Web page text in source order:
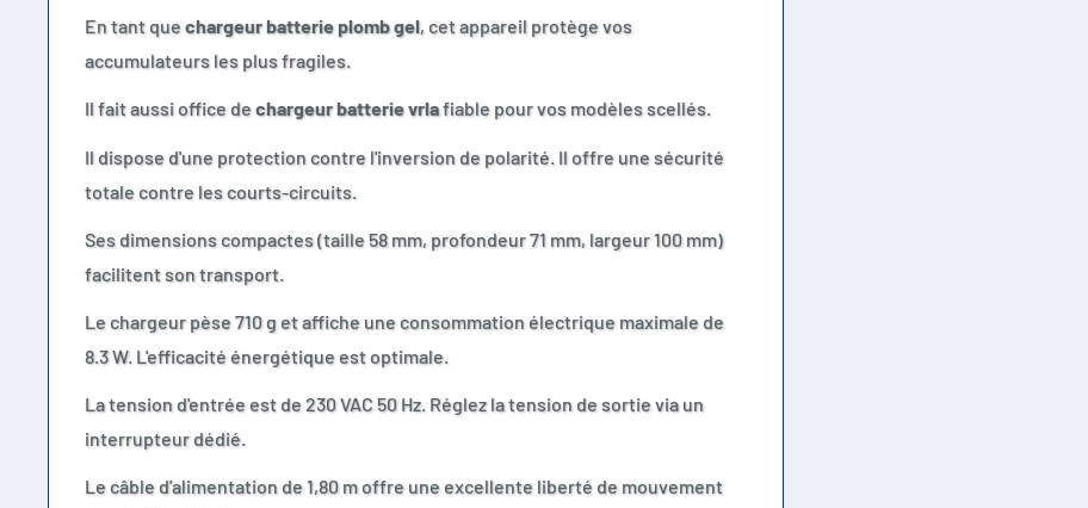
En tant quechargeur batterie plomb gel, cet appareil protège vos
accumulateurs les plus fragiles.
Il fait aussi office dechargeur batterie vrlafiable pour vos modèles scellés.
Il dispose d'une protection contre l'inversion de polarité. Il offre une sécurité
totale contre les courts-circuits.
Ses dimensions compactes (taille 58 mm, profondeur 71 mm, largeur 100 mm)
facilitent son transport.
Le chargeur pèse 710 g et affiche une consommation électrique maximale de
8.3 W. L'efficacité énergétique est optimale.
La tension d'entrée est de 230 VAC 50 Hz. Réglez la tension de sortie via un
interrupteur dédié.
Le câble d'alimentation de 1,80 m offre une excellente liberté de mouvement